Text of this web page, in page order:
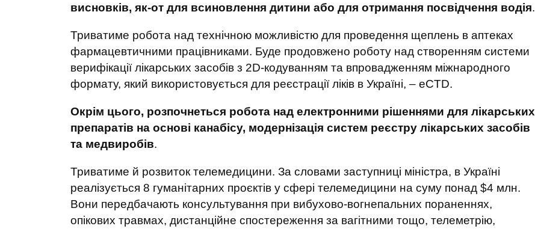
висновків, як-от для всиновлення дитини або для отримання посвідчення водія.
Триватиме робота над технічною можливістю для проведення щеплень в аптеках
фармацевтичними працівниками. Буде продовжено роботу над створенням системи
верифікації лікарських засобів з 2D-кодуванням та впровадженням міжнародного
формату, який використовується для реєстрації ліків в Україні, – eCTD.
Окрім цього, розпочнеться робота над електронними рішеннями для лікарських
препаратів на основі канабісу, модернізація систем реєстру лікарських засобів
та медвиробів.
Триватиме й розвиток телемедицини. За словами заступниці міністра, в Україні
реалізується 8 гуманітарних проєктів у сфері телемедицини на суму понад $4 млн.
Вони передбачають консультування при вибухово-вогнепальних пораненнях,
опікових травмах, дистанційне спостереження за вагітними тощо, телеметрію,